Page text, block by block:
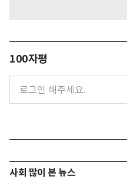
100자평
사회 많이 본 뉴스